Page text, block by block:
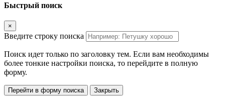
Быстрый поиск
×
Введите строку поиска
Поиск идет только по заголовку тем. Если вам необходимы
более тонкие настройки поиска, то перейдите в полную
форму.
Перейти в форму поиска Закрыть